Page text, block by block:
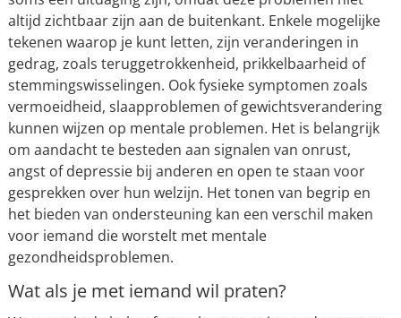
altijd zichtbaar zijn aan de buitenkant. Enkele mogelijke
tekenen waarop je kunt letten, zijn veranderingen in
gedrag, zoals teruggetrokkenheid, prikkelbaarheid of
stemmingswisselingen. Ook fysieke symptomen zoals
vermoeidheid, slaapproblemen of gewichtsverandering
kunnen wijzen op mentale problemen. Het is belangrijk
om aandacht te besteden aan signalen van onrust,
angst of depressie bij anderen en open te staan voor
gesprekken over hun welzijn. Het tonen van begrip en
het bieden van ondersteuning kan een verschil maken
voor iemand die worstelt met mentale
gezondheidsproblemen.
Wat als je met iemand wil praten?